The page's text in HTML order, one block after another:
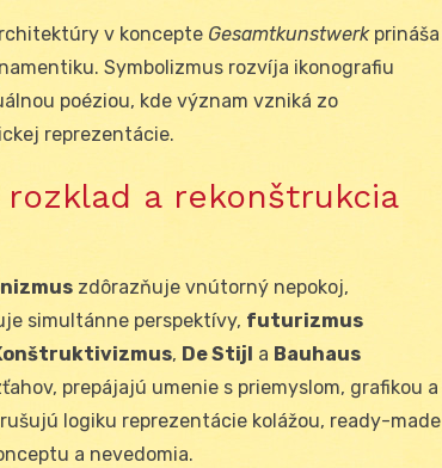
v koncepte Gesamtkunstwerkprináša
Symbolizmus rozvíja ikonografiu
poéziou, kde význam vzniká zo
reprezentácie.
a rekonštrukcia
zdôrazňuje vnútorný nepokoj,
simultánne perspektívy, futurizmus
, De Stijl a Bauhaus
prepájajú umenie s priemyslom, grafikou a
logiku reprezentácie kolážou, ready-made
a nevedomia.